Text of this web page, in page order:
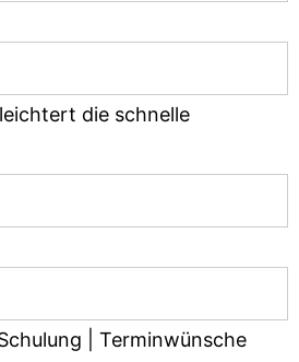
die schnelle
| Terminwünsche